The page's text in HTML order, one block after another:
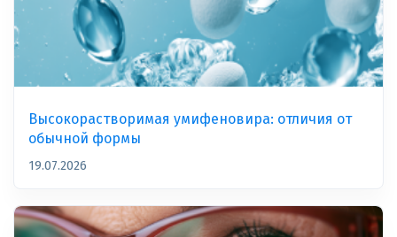
Высокорастворимая умифеновира: отличия от
обычной формы
19.07.2026